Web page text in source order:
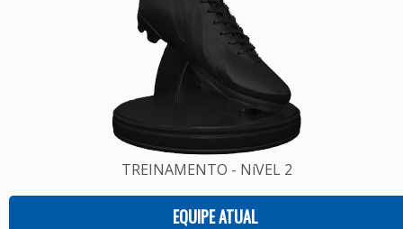
TREINAMENTO - NíVEL 2
EQUIPE ATUAL